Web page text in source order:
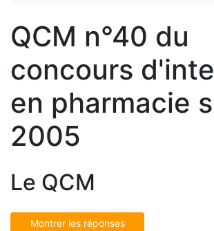
QCM n°40 du
concours
en pharmacie
2005
Le QCM
Montrer les réponses